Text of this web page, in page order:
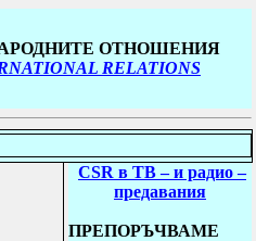
ОТНОШЕНИЯ
RELATIONS
CSR в ТВ – и радио –
предавания
ПРЕПОРЪЧВАМЕ